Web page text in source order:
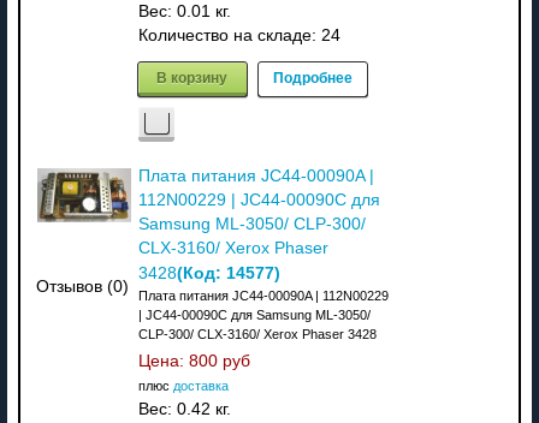
Вес: 0.01 кг.
Количество на складе: 24
В корзину Подробнее
Отзывов (0)
Плата питания JC44-00090A |
112N00229 | JC44-00090C для
Samsung ML-3050/ CLP-300/
CLX-3160/ Xerox Phaser
3428(Код: 14577)
Плата питания JC44-00090A | 112N00229
| JC44-00090C для Samsung ML-3050/
CLP-300/ CLX-3160/ Xerox Phaser 3428
Цена: 800 руб
плюс доставка
Вес: 0.42 кг.